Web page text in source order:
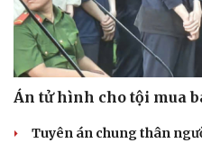
Án tử hình cho tội mua
Tuyên án chung thân